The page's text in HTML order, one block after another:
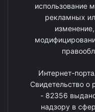
использование
рекламных
Интернет-
Свидетельство
- 82356
надзору в